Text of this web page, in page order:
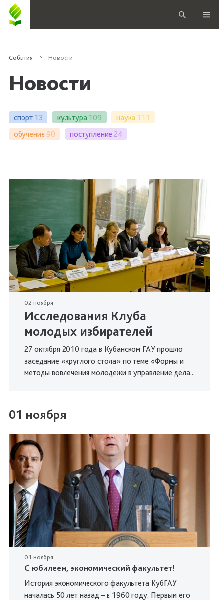
События Новости
Новости
спорт 13 культура 109 наука 111
обучение 90 поступление 24
02 ноября
Исследования Клуба
молодых избирателей
27 октября 2010 года в Кубанском ГАУ прошло
заседание «круглого стола» по теме «Формы и
методы вовлечения молодежи в управление дела...
01 ноября
01 ноября
С юбилеем, экономический факультет!
История экономического факультета КубГАУ
началась 50 лет назад – в 1960 году. Первым его